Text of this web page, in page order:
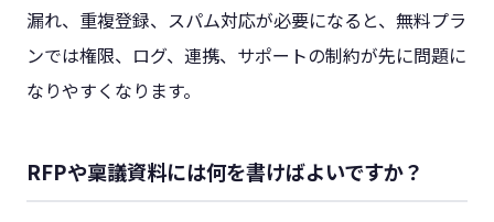
漏れ、重複登録、スパム対応が必要になると、無料プラ
ンでは権限、ログ、連携、サポートの制約が先に問題に
なりやすくなります。
RFPや稟議資料には何を書けばよいですか？